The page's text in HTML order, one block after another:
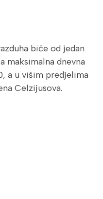
biće od jedan
maksimalna dnevna
a u višim predjelima
Celzijusova.